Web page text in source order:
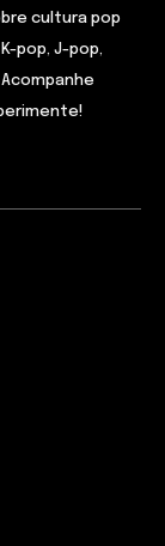
cultura pop
pop, J-pop,